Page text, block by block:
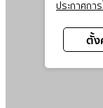
ประกาศกา
ตั้ง